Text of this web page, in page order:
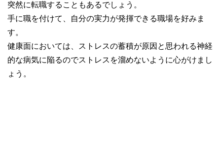
突然に転職することもあるでしょう。
手に職を付けて、自分の実力が発揮できる職場を好みま
す。
健康面においては、ストレスの蓄積が原因と思われる神経
的な病気に陥るのでストレスを溜めないように心がけまし
ょう。